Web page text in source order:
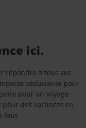
ici.
répondre à tous vos
séduisante pour
pour un voyage
pour des vacances en
faut.